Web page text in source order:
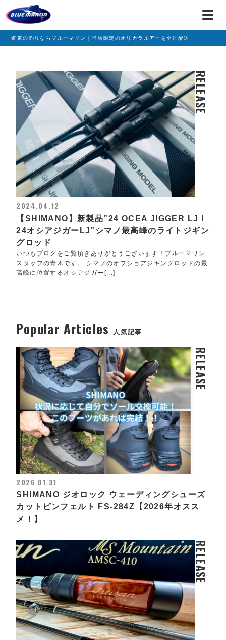
道東の釣りならブルーマリン｜当店限定のオリカラルアーを全国配送
RELEASE
2024.04.12
【SHIMANO】新製品”24 OCEA JIGGER LJ l
24オシアジガーLJ”シマノ最高峰のライトジギン
グロッド
いつもブログをご覧頂きありがとうございます！ブルーマリン
スタッフの青木です。 シマノのオフショアジギングロッドの最
高峰に位置するオシアジガー[...]
Popular Articles 人気記事
RELEASE
2026.01.31
SHIMANO ジオロック ウェーディングシューズ
カットピンフェルト FS-284Z【2026年オスス
メ！】
RELEASE